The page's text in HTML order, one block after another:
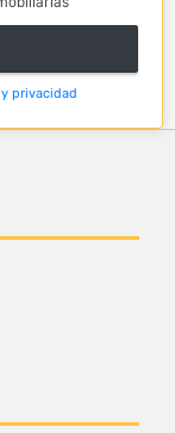
privacidad